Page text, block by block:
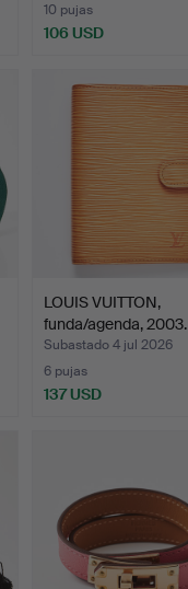
10 pujas
106 USD
LOUIS VUITTON,
funda/agenda, 2003.
Subastado 4 jul 2026
6 pujas
137 USD